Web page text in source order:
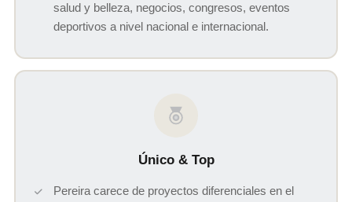
salud y belleza, negocios, congresos, eventos
deportivos a nivel nacional e internacional.
Único & Top
Pereira carece de proyectos diferenciales en el